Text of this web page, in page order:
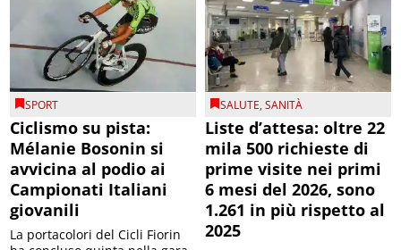
SPORT
Ciclismo su pista:
Mélanie Bosonin si
avvicina al podio ai
Campionati Italiani
giovanili
La portacolori del Cicli Fiorin
SALUTE,SANITÀ
Liste d’attesa: oltre 22
mila 500 richieste di
prime visite nei primi
6 mesi del 2026, sono
1.261 in più rispetto al
2025